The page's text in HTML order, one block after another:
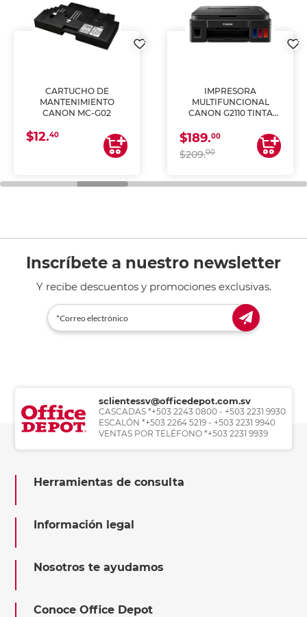
CARTUCHO DE
MANTENIMIENTO
CANON MC-G02
$12.40
IMPRESORA
MULTIFUNCIONAL
CANON G2110 TINTA
$189.00
$209.00
Inscríbete a nuestro newsletter
Y recibe descuentos y promociones exclusivas.
sclientessv@officedepot.com.sv
CASCADAS *+503 2243 0800 - +503 2231 9930
ESCALÓN *+503 2264 5219 - +503 2231 9940
VENTAS POR TELÉFONO *+503 2231 9939
Herramientas de consulta
Información legal
Nosotros te ayudamos
Conoce Office Depot